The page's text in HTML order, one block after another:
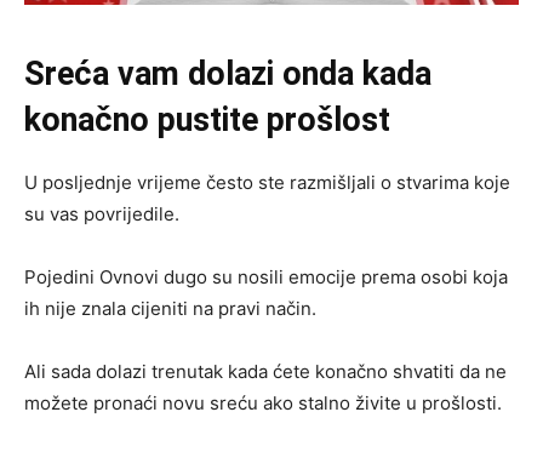
Sreća vam dolazi onda kada
konačno pustite prošlost
U posljednje vrijeme često ste razmišljali o stvarima koje
su vas povrijedile.
Pojedini Ovnovi dugo su nosili emocije prema osobi koja
ih nije znala cijeniti na pravi način.
Ali sada dolazi trenutak kada ćete konačno shvatiti da ne
možete pronaći novu sreću ako stalno živite u prošlosti.